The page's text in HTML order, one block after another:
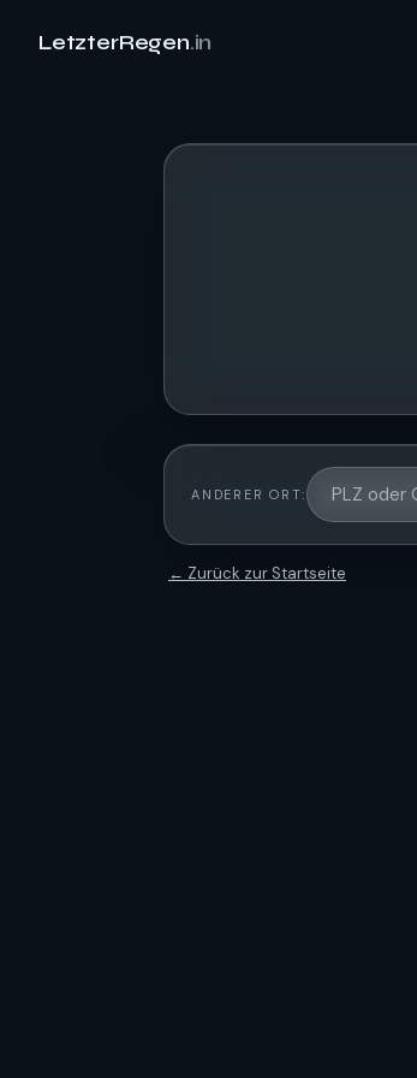
LetzterRegen.in
ANDERER ORT:
← Zurück zur Startseite